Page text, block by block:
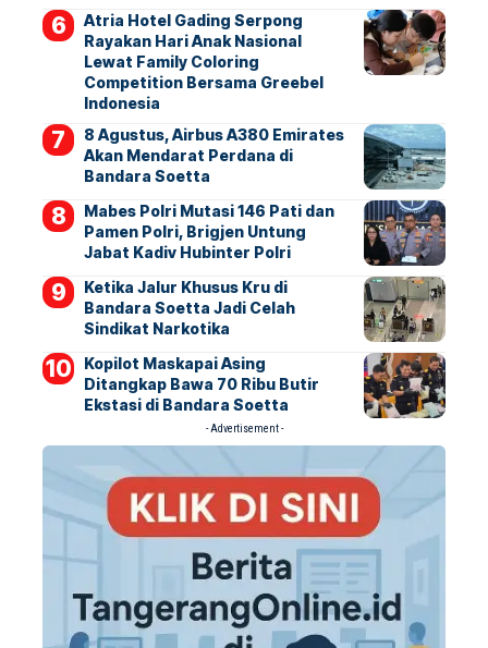
Atria Hotel Gading Serpong
Rayakan Hari Anak Nasional
Lewat Family Coloring
Competition Bersama Greebel
Indonesia
8 Agustus, Airbus A380 Emirates
Akan Mendarat Perdana di
Bandara Soetta
Mabes Polri Mutasi 146 Pati dan
Pamen Polri, Brigjen Untung
Jabat Kadiv Hubinter Polri
Ketika Jalur Khusus Kru di
Bandara Soetta Jadi Celah
Sindikat Narkotika
Kopilot Maskapai Asing
Ditangkap Bawa 70 Ribu Butir
Ekstasi di Bandara Soetta
- Advertisement -